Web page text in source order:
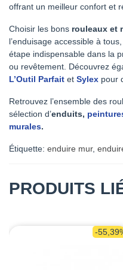
offrant un meilleur confort et
Choisir les bons rouleaux et
l’enduisage accessible à
étape indispensable dans la
ou revêtement. Découvrez
L’Outil Parfait et Sylex pour
Retrouvez l’ensemble des
sélection d’enduits,
murales.
Étiquette: enduire mur,
PRODUITS
-